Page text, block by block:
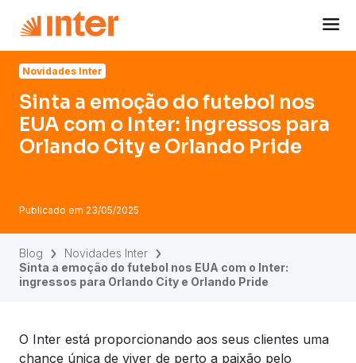
Novidades Inter
Sinta a emoção do futebol nos
EUA com o Inter: ingressos para
Orlando City e Orlando Pride
Publicado em 23/05/2025
Blog
Novidades Inter
Sinta a emoção do futebol nos EUA com o Inter:
ingressos para Orlando City e Orlando Pride
O Inter está proporcionando aos seus clientes uma
chance única de viver de perto a paixão pelo
Navigated to Sinta a emoção do futebol nos EUA com o